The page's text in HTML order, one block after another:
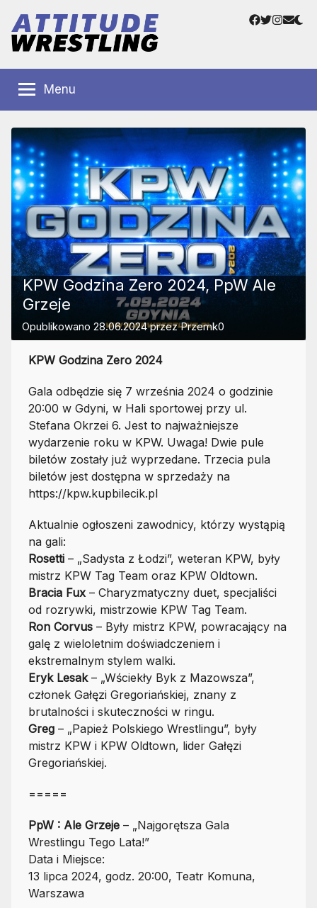
treści
Wrestling
Polska
Wrestlingu
Facebook
Twitter
Menu
KPW Godzina Zero 2024, PpW Ale
Grzeje
Opublikowano 28.06.2024przezPrzemk0
KPW Godzina Zero 2024
Gala odbędzie się 7 września 2024 o godzinie
20:00 w Gdyni, w Hali sportowej przy ul.
Stefana Okrzei 6. Jest to najważniejsze
wydarzenie roku w KPW. Uwaga! Dwie pule
biletów zostały już wyprzedane. Trzecia pula
biletów jest dostępna w sprzedaży na
https://kpw.kupbilecik.pl
Aktualnie ogłoszeni zawodnicy, którzy wystąpią
na gali:
Rosetti – „Sadysta z Łodzi”, weteran KPW, były
mistrz KPW Tag Team oraz KPW Oldtown.
Bracia Fux – Charyzmatyczny duet, specjaliści
od rozrywki, mistrzowie KPW Tag Team.
Ron Corvus – Były mistrz KPW, powracający na
galę z wieloletnim doświadczeniem i
ekstremalnym stylem walki.
Eryk Lesak– „Wściekły Byk z Mazowsza”,
członek Gałęzi Gregoriańskiej, znany z
brutalności i skuteczności w ringu.
Greg – „Papież Polskiego Wrestlingu”, były
mistrz KPW i KPW Oldtown, lider Gałęzi
Gregoriańskiej.
=====
PpW : Ale Grzeje – „Najgorętsza Gala
Wrestlingu Tego Lata!”
Data i Miejsce:
13 lipca 2024, godz. 20:00, Teatr Komuna,
Warszawa